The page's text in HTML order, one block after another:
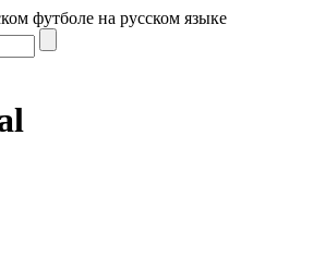
футболе на русском языке